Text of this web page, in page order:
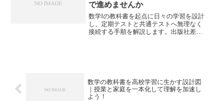
で進めませんか
数学Iの教科書を起点に日々の学習を設計
し、定期テストと共通テストへ無理なく
接続する手順を解説します。出版社差の
数学の教科書を高校学習に生かす設計図
｜授業と家庭を一本化して理解を加速し
よう！